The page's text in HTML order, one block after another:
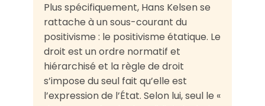
Plus spécifiquement, Hans Kelsen se
rattache à un sous-courant du
positivisme : le positivisme étatique. Le
droit est un ordre normatif et
hiérarchisé et la règle de droit
s’impose du seul fait qu’elle est
l’expression de l’État. Selon lui, seul le «